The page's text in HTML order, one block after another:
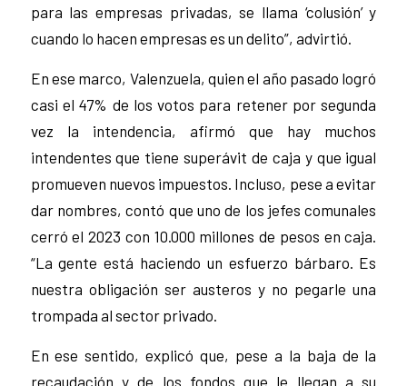
para las empresas privadas, se llama ‘colusión’ y
cuando lo hacen empresas es un delito”, advirtió.
En ese marco, Valenzuela, quien el año pasado logró
casi el 47% de los votos para retener por segunda
vez la intendencia, afirmó que hay muchos
intendentes que tiene superávit de caja y que igual
promueven nuevos impuestos. Incluso, pese a evitar
dar nombres, contó que uno de los jefes comunales
cerró el 2023 con 10.000 millones de pesos en caja.
“La gente está haciendo un esfuerzo bárbaro. Es
nuestra obligación ser austeros y no pegarle una
trompada al sector privado.
En ese sentido, explicó que, pese a la baja de la
recaudación y de los fondos que le llegan a su